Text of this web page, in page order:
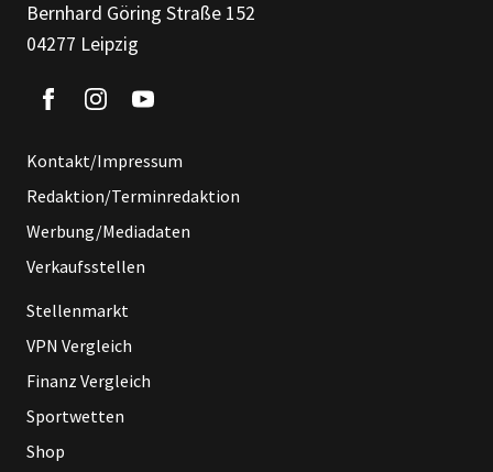
Bernhard Göring Straße 152
04277 Leipzig
Kontakt/Impressum
Redaktion/Terminredaktion
Werbung/Mediadaten
Verkaufsstellen
Stellenmarkt
VPN Vergleich
Finanz Vergleich
Sportwetten
Shop